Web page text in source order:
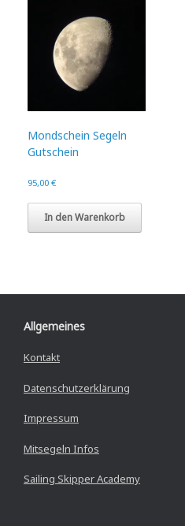
Mondschein Segeln
Gutschein
95,00 €
In den Warenkorb
Allgemeines
Kontakt
Datenschutzerklärung
Impressum
Mitsegeln Infos
Sailing Skipper Academy